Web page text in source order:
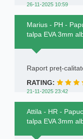
26-11-2025 10:59
Marius - PH -
talpa EVA 3mm
Raport preț-
RATING:
21-11-2025 23:42
Attila - HR -
talpa EVA 3mm